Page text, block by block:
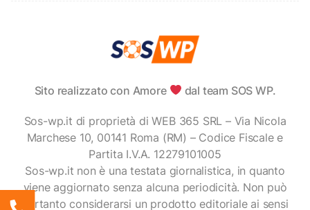
Sito realizzato con Amore dal team SOS WP.
Sos-wp.it di proprietà di WEB 365 SRL – Via Nicola
Marchese 10, 00141 Roma (RM) – Codice Fiscale e
Partita I.V.A. 12279101005
Sos-wp.it non è una testata giornalistica, in quanto
viene aggiornato senza alcuna periodicità. Non può
pertanto considerarsi un prodotto editoriale ai sensi